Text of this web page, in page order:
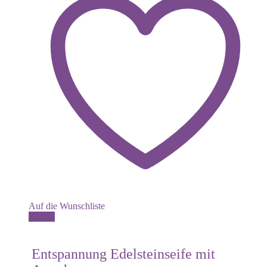
Auf die Wunschliste
Entspannung Edelsteinseife mit